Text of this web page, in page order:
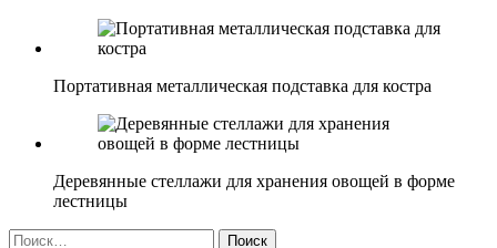
Портативная металлическая подставка для костра
Деревянные стеллажи для хранения овощей в форме
лестницы
Найти: